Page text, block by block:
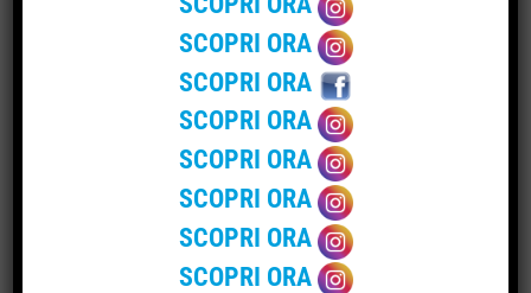
Alcuni dei tuoi momenti di nozze preferiti non si
svolgeranno nemmeno nel giorno del tuo matrimonio.
Sarà il brindisi con champagne alla festa del tuo addio al
nubilato o quando tuo nipote rovescia un vassoio di
cupcakes durante la cena di prova…
Recentemente, le coppie scelgono di assumere il loro
fotografo di matrimoni per qualcosa di più dell’evento
principale, in modo che tutti i loro ricordi migliori
possano essere celebrati in un servizio fotografico di
SCOPRI ORA
SCOPRI ORA
SCOPRI ORA
SCOPRI ORA
SCOPRI ORA
SCOPRI ORA
SCOPRI ORA